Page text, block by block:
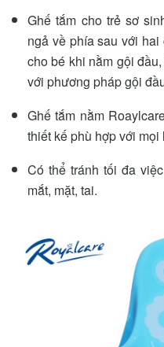
Ghế tắm cho trẻ sơ
ngả về phía sau với
cho bé khi nằm gội
với phương pháp gội
Ghế tắm nằm
thiết kế phù hợp với mọi
Có thể tránh tối đa
mắt, mặt, tai.